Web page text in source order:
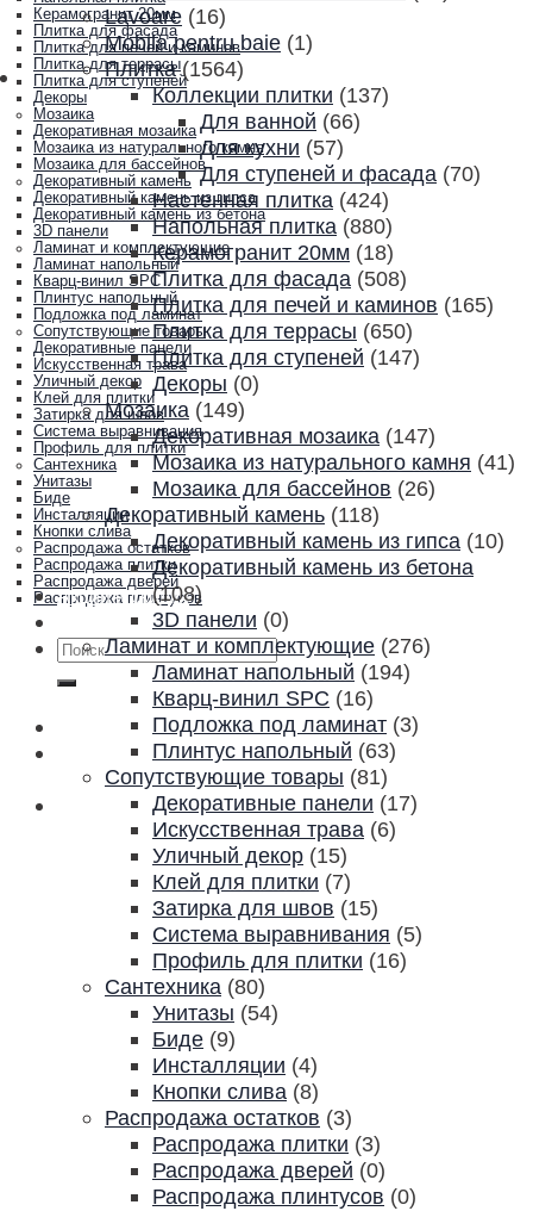
Керамогранит 20мм
Плитка для фасада
Плитка для печей и каминов
Плитка для террасы
Плитка для ступеней
Декоры
Мозаика
Декоративная мозаика
Мозаика из натурального камня
Мозаика для бассейнов
Декоративный камень
Декоративный камень из гипса
Декоративный камень из бетона
3D панели
Ламинат и комплектующие
Ламинат напольный
Кварц-винил SPC
Плинтус напольный
Подложка под ламинат
Сопутствующие товары
Декоративные панели
Искусственная трава
Уличный декор
Клей для плитки
Затирка для швов
Система выравнивания
Профиль для плитки
Сантехника
Унитазы
Биде
Инсталляции
Кнопки слива
Распродажа остатков
Распродажа плитки
Распродажа дверей
Распродажа плинтусов
Акции и скидки
Контакты
Искать:
Lavoare (16)
Mobila pentru baie (1)
Плитка (1564)
Коллекции плитки (137)
Для ванной (66)
Для кухни (57)
Для ступеней и фасада (70)
Настенная плитка (424)
Напольная плитка (880)
Керамогранит 20мм (18)
Плитка для фасада (508)
Плитка для печей и каминов (165)
Плитка для террасы (650)
Плитка для ступеней (147)
Декоры (0)
Мозаика (149)
Декоративная мозаика (147)
Мозаика из натурального камня (41)
Мозаика для бассейнов (26)
Декоративный камень (118)
Декоративный камень из гипса (10)
Декоративный камень из бетона
(108)
3D панели (0)
Ламинат и комплектующие (276)
Ламинат напольный (194)
Кварц-винил SPC (16)
Подложка под ламинат (3)
Плинтус напольный (63)
Сопутствующие товары (81)
Декоративные панели (17)
Искусственная трава (6)
Уличный декор (15)
Клей для плитки (7)
Затирка для швов (15)
Система выравнивания (5)
Профиль для плитки (16)
Сантехника (80)
Унитазы (54)
Биде (9)
Инсталляции (4)
Кнопки слива (8)
Распродажа остатков (3)
Распродажа плитки (3)
Распродажа дверей (0)
Распродажа плинтусов (0)